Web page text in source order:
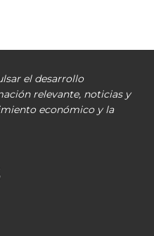
el desarrollo
relevante, noticias y
económico y la